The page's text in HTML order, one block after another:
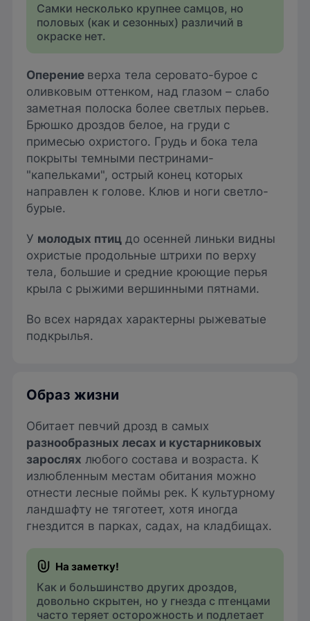
Самки несколько крупнее самцов, но
половых (как и сезонных) различий в
окраске нет.
Оперение верха тела серовато-бурое с
оливковым оттенком, над глазом – слабо
заметная полоска более светлых перьев.
Брюшко дроздов белое, на груди с
примесью охристого. Грудь и бока тела
покрыты темными пестринами-
"капельками", острый конец которых
направлен к голове. Клюв и ноги светло-
бурые.
У молодых птиц до осенней линьки видны
охристые продольные штрихи по верху
тела, большие и средние кроющие перья
крыла с рыжими вершинными пятнами.
Во всех нарядах характерны рыжеватые
подкрылья.
Образ жизни
Обитает певчий дрозд в самых
разнообразных лесах и кустарниковых
зарослях любого состава и возраста. К
излюбленным местам обитания можно
отнести лесные поймы рек. К культурному
ландшафту не тяготеет, хотя иногда
гнездится в парках, садах, на кладбищах.
Как и большинство других дроздов,
довольно скрытен, но у гнезда с птенцами
часто теряет осторожность и подлетает